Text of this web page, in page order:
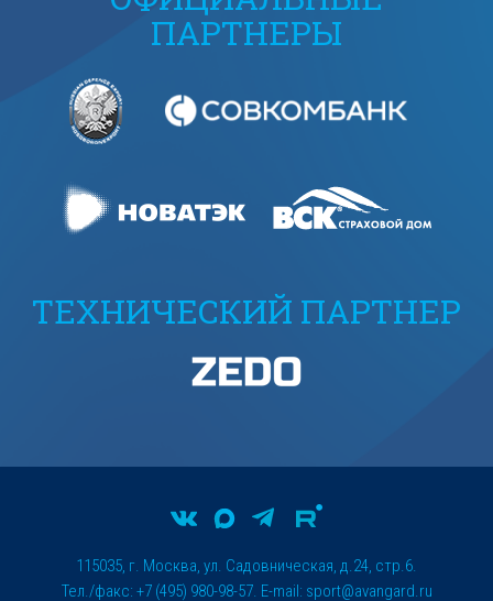
ПАРТНЕРЫ
ТЕХНИЧЕСКИЙ ПАРТНЕР
115035, г. Москва, ул. Садовническая, д.24, стр.6.
Тел./факс: +7 (495) 980-98-57. E-mail: sport@avangard.ru